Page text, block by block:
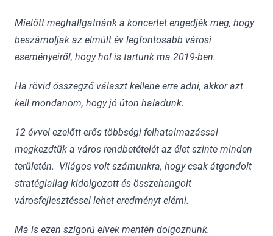
Mielőtt meghallgatnánk a koncertet engedjék meg, hogy
beszámoljak az elmúlt év legfontosabb városi
eseményeiről, hogy hol is tartunk ma 2019-ben.
Ha rövid összegző választ kellene erre adni, akkor azt
kell mondanom, hogy jó úton haladunk.
12 évvel ezelőtt erős többségi felhatalmazással
megkezdtük a város rendbetételét az élet szinte minden
területén. Világos volt számunkra, hogy csak átgondolt
stratégiailag kidolgozott és összehangolt
városfejlesztéssel lehet eredményt elérni.
Ma is ezen szigorú elvek mentén dolgoznunk.